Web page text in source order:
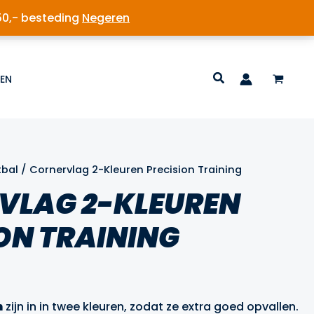
besteding Negeren
/ Cornervlag 2-Kleuren Precision Training
2-KLEUREN
TRAINING
zijn in in twee kleuren, zodat ze extra goed opvallen.